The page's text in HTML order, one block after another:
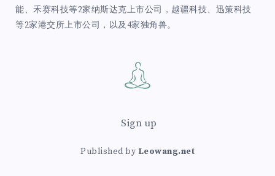
能、禾赛科技等2家纳斯达克上市公司，越疆科技、迅策科技
等2家港交所上市公司，以及4家独角兽。
Sign up
Published by Leowang.net